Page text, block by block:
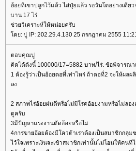
อ้อยทีเขาปลูกไว้แล้ว ไส่ปุ่ยแล้ว รอวันโตอย่างเดีย
บาน 17 ไร่
ช่วยวิเคราะห์ให้หน่อยครับ
ดย: ปู IP: 202.29.4.130 25 กรกฎาคม 2555
ตอบคุณปู
คิดได้ดังนี้ 100000/17=5882 บาท/ไ่ร่. ข้อพิจารณา
1 ต้องรู้ว่าเป็นอ้อยตอที่เท่าไหร่ ถ้าตอที่2 จะให้ผล
ลง
2 สภาพไร่อ้อยฝนดีหรือไม่มีโรคอ้อยงามหรือไม่ลอ
ดูครับ
3มีปัญหาแรงงานตัดอ้อยหรือไม่
4การขายอ้อยต้องมีโควต้าเราต้องเป็นสมาชิกกลุ่
ไว้ใจเพราะเงินจะเข้าสมาชิกเท่านั้นไม่โอนให้คน